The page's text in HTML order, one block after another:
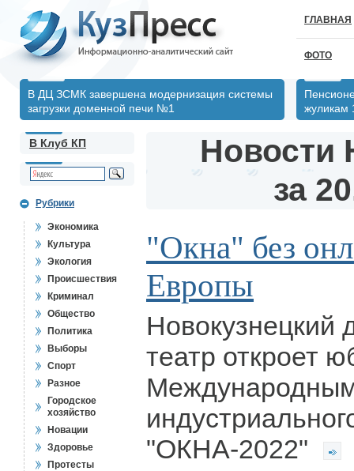
ГЛАВНАЯ
ФОТО
В ДЦ ЗСМК завершена модернизация системы
загрузки доменной печи №1
жуликам
В Клуб КП
Рубрики
Экономика
Культура
Экология
Происшествия
Криминал
Общество
Политика
Выборы
Спорт
Разное
Городское
хозяйство
Новации
Здоровье
Протесты
Новости
за
"Окна" без
Европы
Новокузнецкий
театр откроет
"ОКНА-2022"